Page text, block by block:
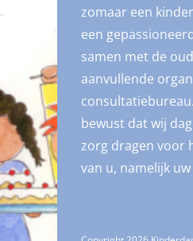
zomaar een
een
samen met de
aanvullende
bewust dat wij
zorg dragen voor
van u, namelijk